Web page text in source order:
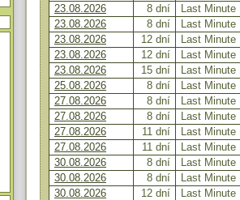
23.08.2026
8 dní Last Minute
23.08.2026
8 dní Last Minute
23.08.2026
12 dní Last Minute
23.08.2026
12 dní Last Minute
23.08.2026
15 dní Last Minute
25.08.2026
8 dní Last Minute
27.08.2026
8 dní Last Minute
27.08.2026
8 dní Last Minute
27.08.2026
11 dní Last Minute
27.08.2026
11 dní Last Minute
30.08.2026
8 dní Last Minute
30.08.2026
8 dní Last Minute
30.08.2026
12 dní Last Minute